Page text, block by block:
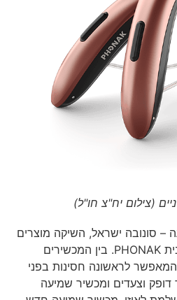
(צילום יח"צ חו"ל)
סונובה ישראל, השיקה מוצרים
חדשים לכבדי השמיעה מבית PHONAK. בין המכשירים
לראשונה חסינות בפני
וצעדים ומכשיר שמיעה